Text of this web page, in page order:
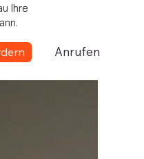
Ihre
Anrufen